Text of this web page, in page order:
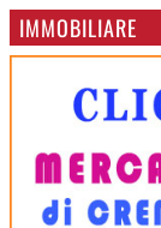
IMMOBILIARE